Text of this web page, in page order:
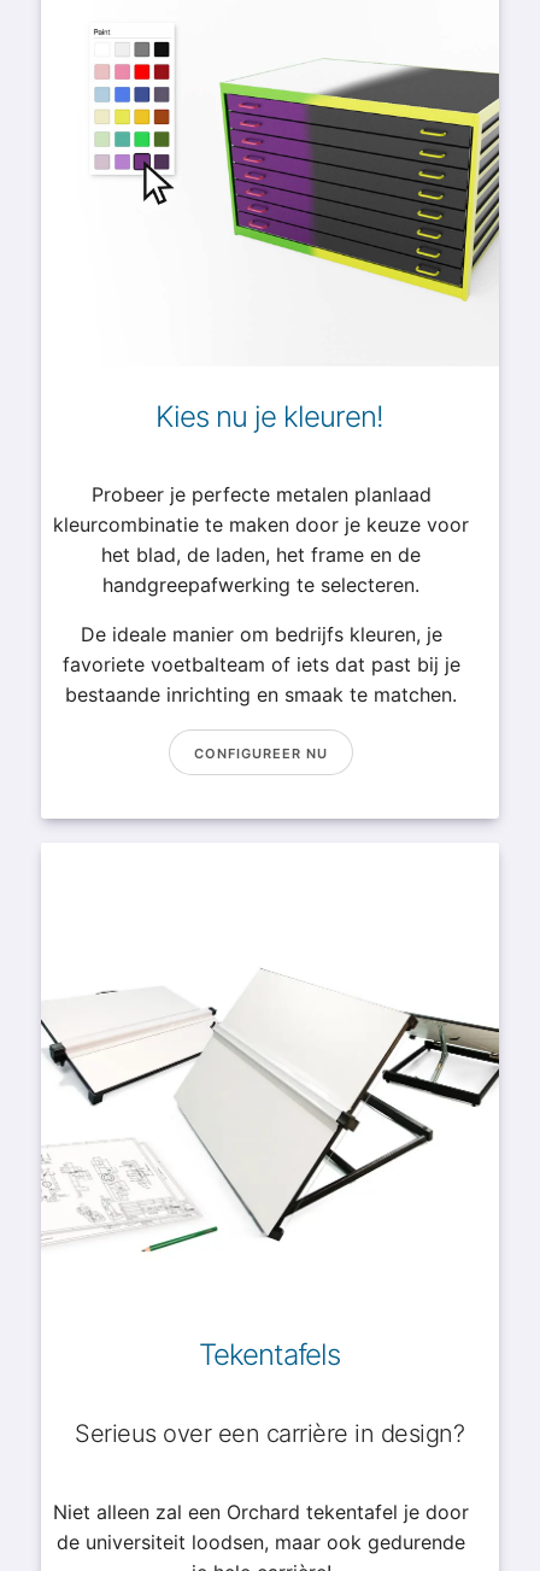
Kies nu je kleuren!
Probeer je perfecte metalen planlaad
kleurcombinatie te maken door je keuze voor
het blad, de laden, het frame en de
handgreepafwerking te selecteren.
De ideale manier om bedrijfs kleuren, je
favoriete voetbalteam of iets dat past bij je
bestaande inrichting en smaak te matchen.
CONFIGUREER NU
Tekentafels
Serieus over een carrière in design?
Niet alleen zal een Orchard tekentafel je door
de universiteit loodsen, maar ook gedurende